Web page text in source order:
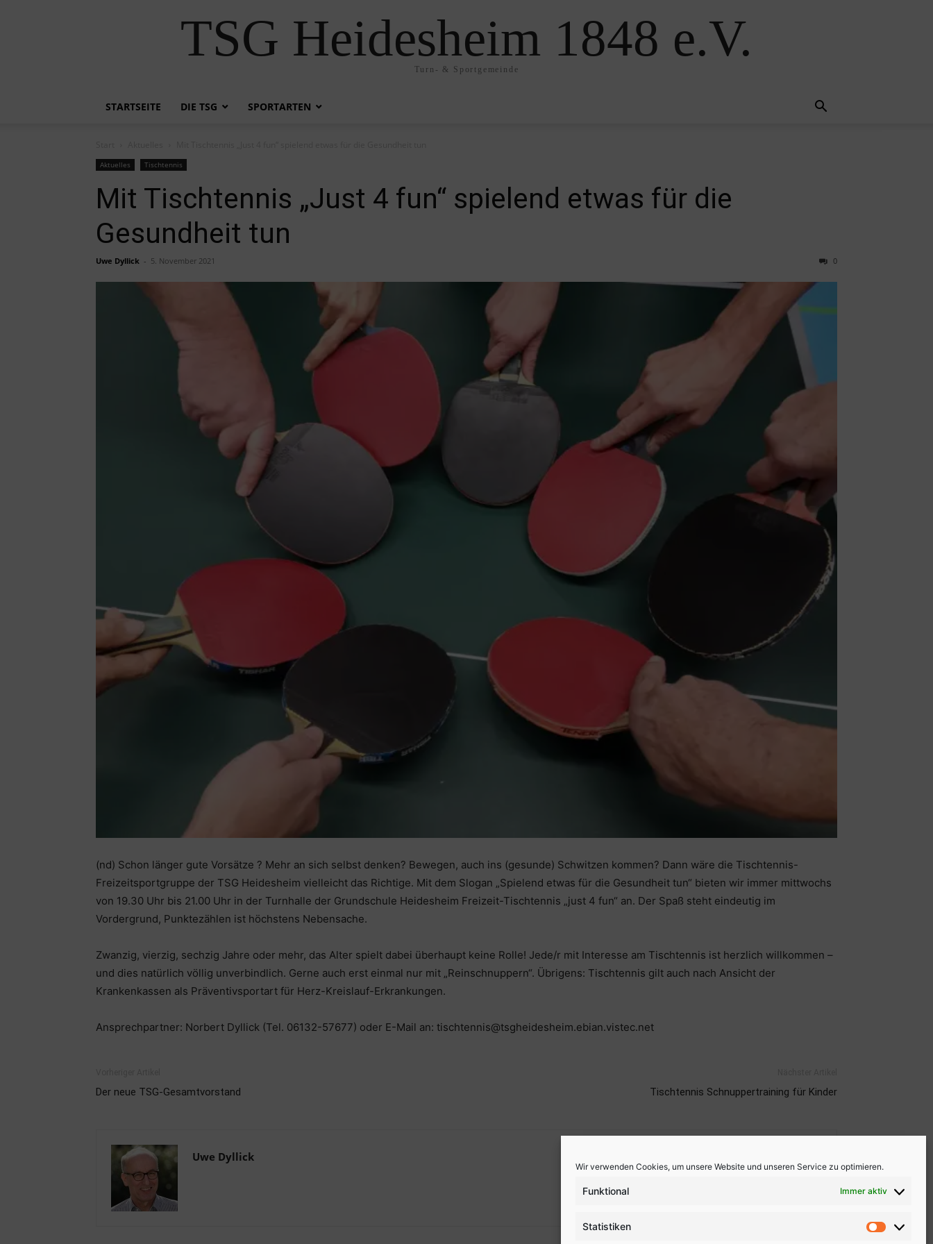
Wir verwenden Cookies, um unsere Website und unseren Service zu optimieren.
Funktional Immer aktiv
Statistiken
TSG Heidesheim 1848 e.V.
Turn- & Sportgemeinde
STARTSEITE DIE TSG SPORTARTEN
Aktuelles Tischtennis
Mit Tischtennis „Just 4 fun“ spielend etwas für die
Gesundheit tun
Uwe Dyllick - 5. November 2021 0
(nd) Schon länger gute Vorsätze ? Mehr an sich selbst denken? Bewegen, auch ins (gesunde) Schwitzen kommen? Dann wäre die Tischtennis-
Freizeitsportgruppe der TSG Heidesheim vielleicht das Richtige. Mit dem Slogan „Spielend etwas für die Gesundheit tun“ bieten wir immer mittwochs
von 19.30 Uhr bis 21.00 Uhr in der Turnhalle der Grundschule Heidesheim Freizeit-Tischtennis „just 4 fun“ an. Der Spaß steht eindeutig im
Vordergrund, Punktezählen ist höchstens Nebensache.
Zwanzig, vierzig, sechzig Jahre oder mehr, das Alter spielt dabei überhaupt keine Rolle! Jede/r mit Interesse am Tischtennis ist herzlich willkommen –
und dies natürlich völlig unverbindlich. Gerne auch erst einmal nur mit „Reinschnuppern“. Übrigens: Tischtennis gilt auch nach Ansicht der
Krankenkassen als Präventivsportart für Herz-Kreislauf-Erkrankungen.
Ansprechpartner: Norbert Dyllick (Tel. 06132-57677) oder E-Mail an: tischtennis@tsgheidesheim.ebian.vistec.net
Der neue TSG-Gesamtvorstand Tischtennis Schnuppertraining für Kinder
Uwe Dyllick